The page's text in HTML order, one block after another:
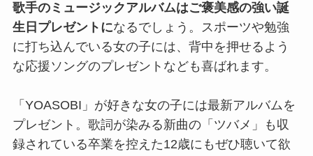
歌手のミュージックアルバムはご褒美感の強い誕
生日プレゼントになるでしょう。スポーツや勉強
に打ち込んでいる女の子には、背中を押せるよう
な応援ソングのプレゼントなども喜ばれます。
「YOASOBI」が好きな女の子には最新アルバムを
プレゼント。歌詞が染みる新曲の「ツバメ」も収
録されている卒業を控えた12歳にもぜひ聴いて欲